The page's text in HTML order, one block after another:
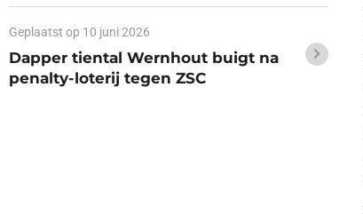
Geplaatst op 10 juni 2026
Dapper tiental Wernhout buigt na
penalty-loterij tegen ZSC